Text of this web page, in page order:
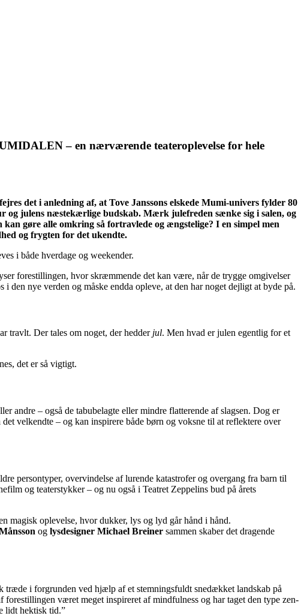
– en nærværende teateroplevelse for hele
det i anledning af, at Tove Janssons elskede Mumi-univers fylder 80
og julens næstekærlige budskab. Mærk julefreden sænke sig i salen, og
gøre alle omkring så fortravlede og ængstelige? I en simpel men
og frygten for det ukendte.
i både hverdage og weekender.
forestillingen, hvor skræmmende det kan være, når de trygge omgivelser
nye verden og måske endda opleve, at den har noget dejligt at byde på.
travlt. Der tales om noget, der hedder jul. Men hvad er julen egentlig for et
det er så vigtigt.
andre – også de tabubelagte eller mindre flatterende af slagsen. Dog er
velkendte – og kan inspirere både børn og voksne til at reflektere over
persontyper, overvindelse af lurende katastrofer og overgang fra barn til
og teaterstykker – og nu også i Teatret Zeppelins bud på årets
magisk oplevelse, hvor dukker, lys og lyd går hånd i hånd.
og lysdesigner Michael Breiner sammen skaber det dragende
træde i forgrunden ved hjælp af et stemningsfuldt snedækket landskab på
været meget inspireret af mindfulness og har taget den type zen-
lidt hektisk tid.”